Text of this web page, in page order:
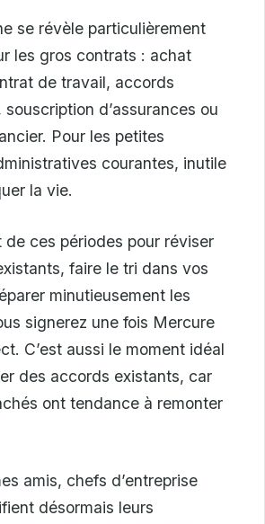
se révèle particulièrement
les gros contrats : achat
de travail, accords
d’assurances ou
Pour les petites
courantes, inutile
la vie.
de ces périodes pour réviser
faire le tri dans vos
minutieusement les
signerez une fois Mercure
C’est aussi le moment idéal
des accords existants, car
ont tendance à remonter
amis, chefs d’entreprise
désormais leurs